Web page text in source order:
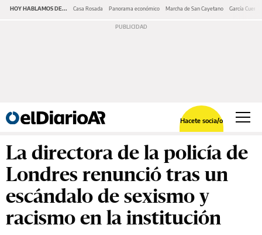
HOY HABLAMOS DE... Casa Rosada Panorama económico Marcha de San Cayetano García Cuerva
Hacete socia/o
La directora de la policía de
Londres renunció tras un
escándalo de sexismo y
racismo en la institución